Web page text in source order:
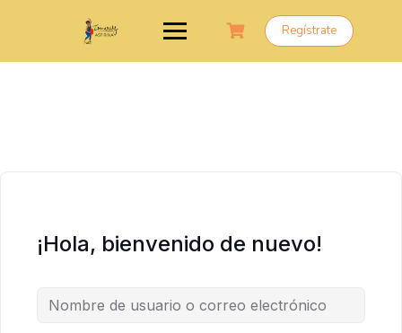
Regístrate
¡Hola, bienvenido de nuevo!